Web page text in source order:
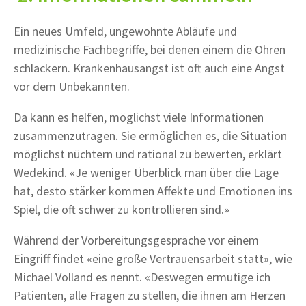
Ein neues Umfeld, ungewohnte Abläufe und
medizinische Fachbegriffe, bei denen einem die Ohren
schlackern. Krankenhausangst ist oft auch eine Angst
vor dem Unbekannten.
Da kann es helfen, möglichst viele Informationen
zusammenzutragen. Sie ermöglichen es, die Situation
möglichst nüchtern und rational zu bewerten, erklärt
Wedekind. «Je weniger Überblick man über die Lage
hat, desto stärker kommen Affekte und Emotionen ins
Spiel, die oft schwer zu kontrollieren sind.»
Während der Vorbereitungsgespräche vor einem
Eingriff findet «eine große Vertrauensarbeit statt», wie
Michael Volland es nennt. «Deswegen ermutige ich
Patienten, alle Fragen zu stellen, die ihnen am Herzen